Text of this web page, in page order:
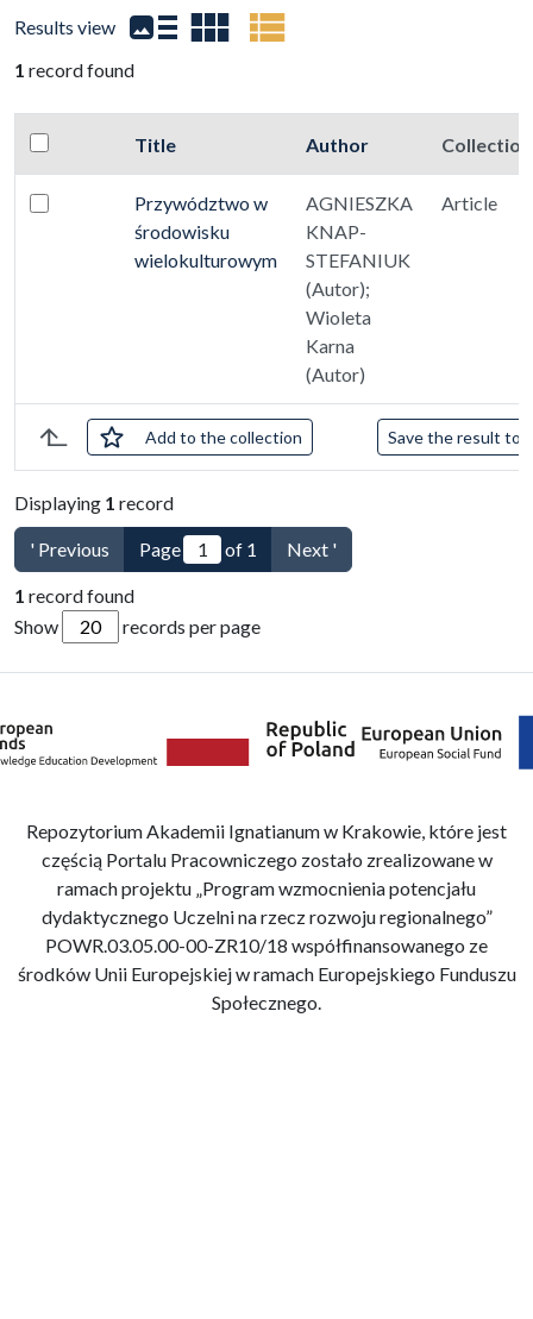
Results view
1 record found
Checkbox
Miniature
Title Author Collection
Select: Przywództwo w środowisku wielokulturowym
No thumbnail
Przywództwo w
środowisku
wielokulturowym
AGNIESZKA
KNAP-
STEFANIUK
(Autor);
Wioleta
Karna
(Autor)
Article
Add checked
to the collection Save the result to
Displaying 1 record
' Previous Page of 1 Next '
1 record found
Show
records per page
Repozytorium Akademii Ignatianum w Krakowie, które jest
częścią Portalu Pracowniczego zostało zrealizowane w
ramach projektu „Program wzmocnienia potencjału
dydaktycznego Uczelni na rzecz rozwoju regionalnego”
POWR.03.05.00-00-ZR10/18 współfinansowanego ze
środków Unii Europejskiej w ramach Europejskiego Funduszu
Społecznego.